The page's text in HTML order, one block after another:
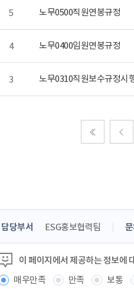
5 노무0500직원연봉규정
4 노무0400임원연봉규정
3 노무0310직원보수규정시
콘
츠
정
보
담당부서 ESG홍보협력팀
이 페이지에서 제공하는 정보에
매우만족
만족 보통